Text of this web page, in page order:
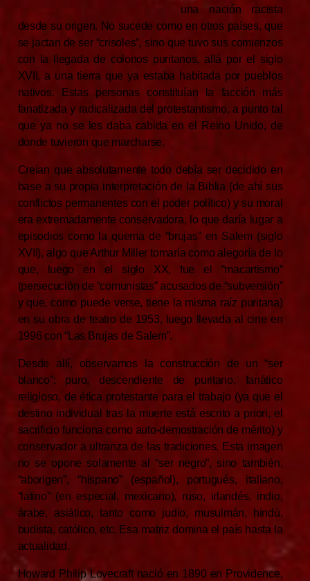
una nación racista
desde su origen. No sucede como en otros países, que
se jactan de ser “crisoles”, sino que tuvo sus comienzos
con la llegada de colonos puritanos, allá por el siglo
XVII, a una tierra que ya estaba habitada por pueblos
nativos. Estas personas constituían la facción más
fanatizada y radicalizada del protestantismo, a punto tal
que ya no se les daba cabida en el Reino Unido, de
donde tuvieron que marcharse.
Creían que absolutamente todo debía ser decidido en
base a su propia interpretación de la Biblia (de ahí sus
conflictos permanentes con el poder político) y su moral
era extremadamente conservadora, lo que daría lugar a
episodios como la quema de “brujas” en Salem (siglo
XVII), algo que Arthur Miller tomaría como alegoría de lo
que, luego en el siglo XX, fue el “macartismo”
(persecución de “comunistas” acusados de “subversión”
y que, como puede verse, tiene la misma raíz puritana)
en su obra de teatro de 1953, luego llevada al cine en
1996 con “Las Brujas de Salem”.
Desde allí, observamos la construcción de un “ser
blanco”: puro, descendiente de puritano, fanático
religioso, de ética protestante para el trabajo (ya que el
destino individual tras la muerte está escrito a priori, el
sacrificio funciona como auto-demostración de mérito) y
conservador a ultranza de las tradiciones. Esta imagen
no se opone solamente al “ser negro”, sino también,
“aborigen”, “hispano” (español), portugués, italiano,
“latino” (en especial, mexicano), ruso, irlandés, indio,
árabe, asiático, tanto como judío, musulmán, hindú,
budista, católico, etc. Esa matriz domina el país hasta la
actualidad.
Howard Philip Lovecraft nació en 1890 en Providence,